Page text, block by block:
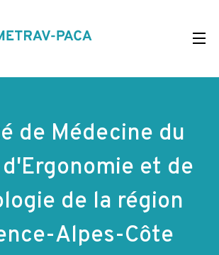
de Médecine du
et de
de la région
Alpes-Côte